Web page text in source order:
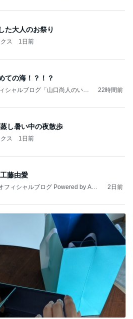
た大人のお祭り
ス 1日前
ての海！？！？
シャルブログ「山口尚人のいき
22時間前
し暑い中の夜散歩
ス 1日前
藤由愛
フィシャルブログ Powered by Ame
2日前